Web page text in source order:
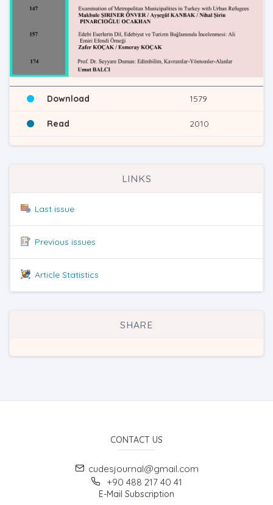
Download 1579
Read 2010
LINKS
Last issue
Previous issues
Article Statistics
SHARE
CONTACT US
cudesjournal@gmail.com
+90 488 217 40 41
E-Mail Subscription